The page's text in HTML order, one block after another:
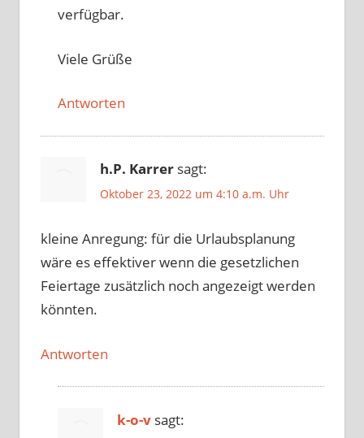
verfügbar.
Viele Grüße
Antworten
h.P. Karrer sagt:
Oktober 23, 2022 um 4:10 a.m. Uhr
kleine Anregung: für die Urlaubsplanung
wäre es effektiver wenn die gesetzlichen
Feiertage zusätzlich noch angezeigt werden
könnten.
Antworten
k-o-v sagt: